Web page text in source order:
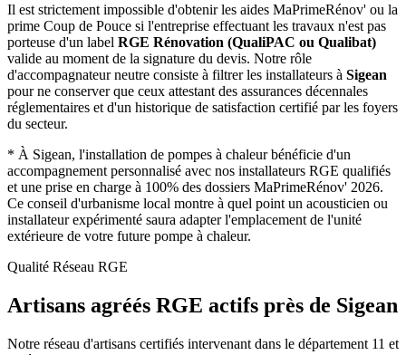
Il est strictement impossible d'obtenir les aides MaPrimeRénov' ou la
prime Coup de Pouce si l'entreprise effectuant les travaux n'est pas
porteuse d'un label RGE Rénovation (QualiPAC ou Qualibat)
valide au moment de la signature du devis. Notre rôle
d'accompagnateur neutre consiste à filtrer les installateurs à Sigean
pour ne conserver que ceux attestant des assurances décennales
réglementaires et d'un historique de satisfaction certifié par les foyers
du secteur.
* À Sigean, l'installation de pompes à chaleur bénéficie d'un
accompagnement personnalisé avec nos installateurs RGE qualifiés
et une prise en charge à 100% des dossiers MaPrimeRénov' 2026.
Ce conseil d'urbanisme local montre à quel point un acousticien ou
installateur expérimenté saura adapter l'emplacement de l'unité
extérieure de votre future pompe à chaleur.
Qualité Réseau RGE
Artisans agréés RGE actifs près de Sigean
Notre réseau d'artisans certifiés intervenant dans le département 11 et